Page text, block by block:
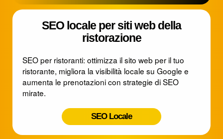
SEO locale per siti web della
ristorazione
SEO per ristoranti: ottimizza il sito web per il tuo
ristorante, migliora la visibilità locale su Google e
aumenta le prenotazioni con strategie di SEO
mirate.
SEO Locale